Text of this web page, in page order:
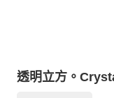
交流中心
透明立方。